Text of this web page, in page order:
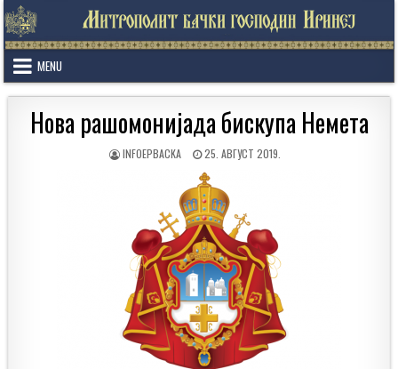
Skip
to
content
MENU
Нова рашомонијада бискупа Немета
AUTHOR:
INFOEPBACKA
PUBLISHED
25. АВГУСТ 2019.